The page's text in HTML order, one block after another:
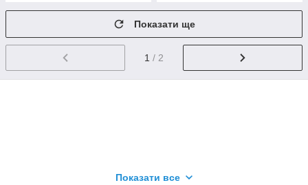
Показати ще
1 / 2
Щоб придбати даний товар заповніть форму
Показати все